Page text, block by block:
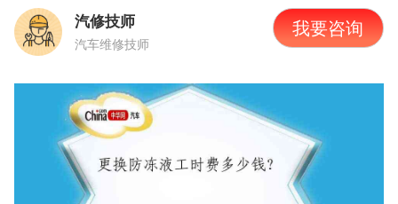
汽修技师
汽车维修技师
我要咨询